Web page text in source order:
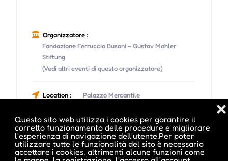
Questo sito web utilizza i cookies per garantire il
corretto funzionamento delle procedure e migliorare
l'esperienza di navigazione dell'utente.Per poter
utilizzare tutte le funzionalità del sito è necessario
accettare i cookies, altrimenti alcune funzioni come
❌
Organizzatore :
Fondazione Ferruccio Busoni – Gustav Mahler
Stiftung
(Vedi altri eventi di questo organizzatore)
Location : Palazzo Mercantile
Indirizzo : Via Argentieri 6, Bolzano, BZ
Telefono : 0471 976568